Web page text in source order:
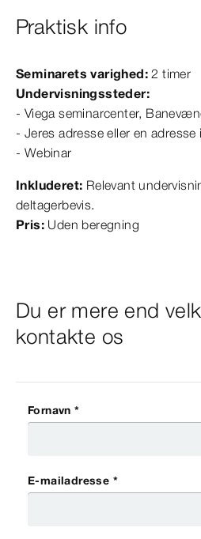
Praktisk info
Seminarets varighed:2 timer
Undervisningssteder:
- Viega seminarcenter,
- Jeres adresse eller en
- Webinar
Inkluderet: Relevant
deltagerbevis.
Pris: Uden beregning
Du er mere end
kontakte os
Fornavn *
E-mailadresse *